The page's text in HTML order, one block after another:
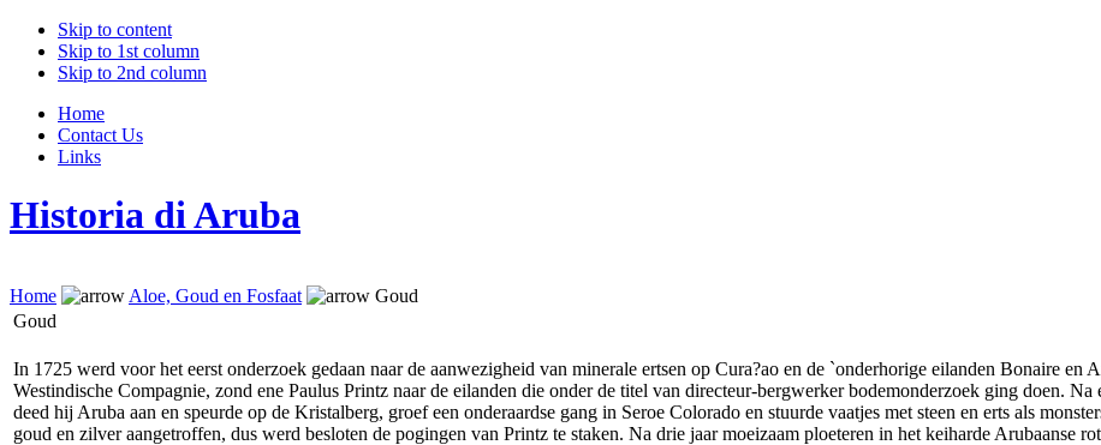
Skip to content
Skip to 1st column
Skip to 2nd column
Home
Contact Us
Links
Historia di Aruba
Home Aloe, Goud en Fosfaat
Goud
Goud
In 1725 werd voor het eerst onderzoek gedaan naar de aanwezigheid van minerale ertsen op Cura?ao en de `onderhorige eilanden Bonaire
Westindische Compagnie, zond ene Paulus Printz naar de eilanden die onder de titel van directeur-bergwerker bodemonderzoek ging doen.
deed hij Aruba aan en speurde op de Kristalberg, groef een onderaardse gang in Seroe Colorado en stuurde vaatjes met steen en erts als
goud en zilver aangetroffen, dus werd besloten de pogingen van Printz te staken. Na drie jaar moeizaam ploeteren in het keiharde Arubaanse